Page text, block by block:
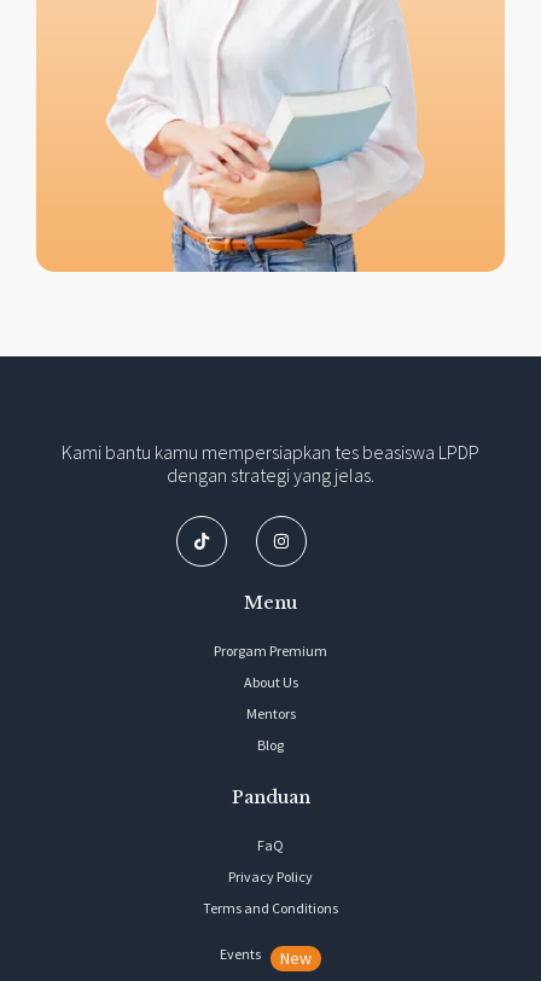
Kami bantu kamu mempersiapkan tes beasiswa LPDP
dengan strategi yang jelas.
Menu
Prorgam Premium
About Us
Mentors
Blog
Panduan
FaQ
Privacy Policy
Terms and Conditions
Events New